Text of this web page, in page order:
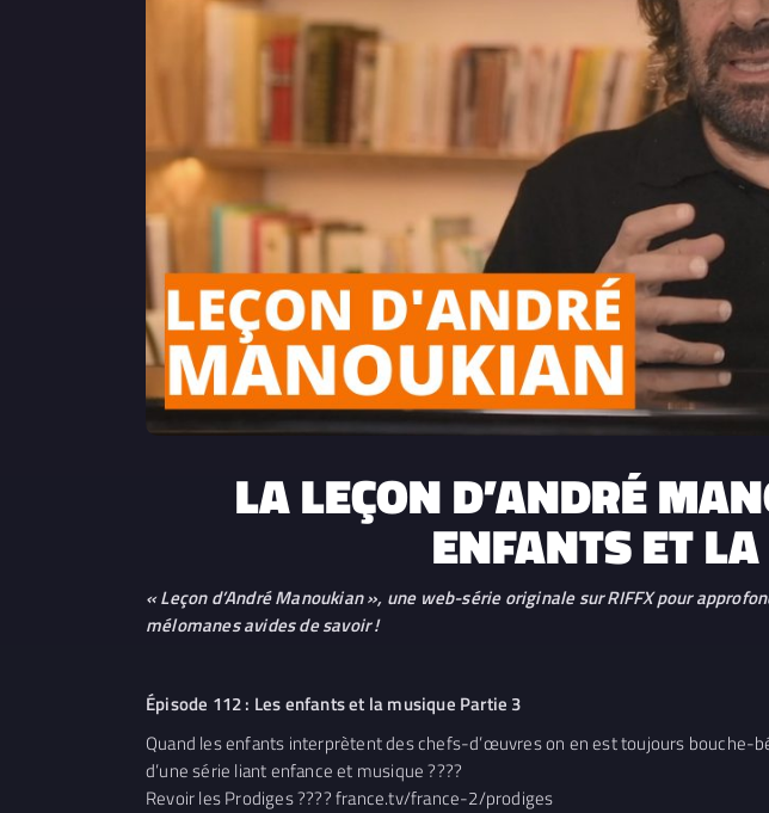
LA LEÇON D’ANDRÉ
ENFANTS ET
« Leçon d’André Manoukian », une web-série originale sur RIFFX pour
mélomanes avides de savoir !
Épisode 112 : Les enfants et la musique Partie 3
Quand les enfants interprètent des chefs-d’œuvres on en est toujours bouche-
d’une série liant enfance et musique ????
Revoir les Prodiges ???? france.tv/france-2/prodiges